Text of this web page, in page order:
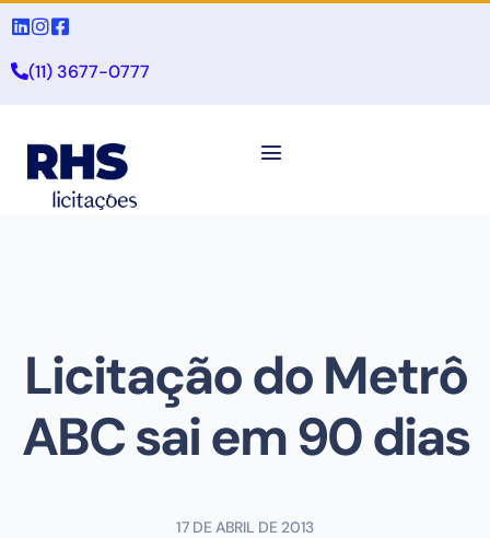
(11) 3677-0777
Licitação do Metrô
ABC sai em 90 dias
17 DE ABRIL DE 2013